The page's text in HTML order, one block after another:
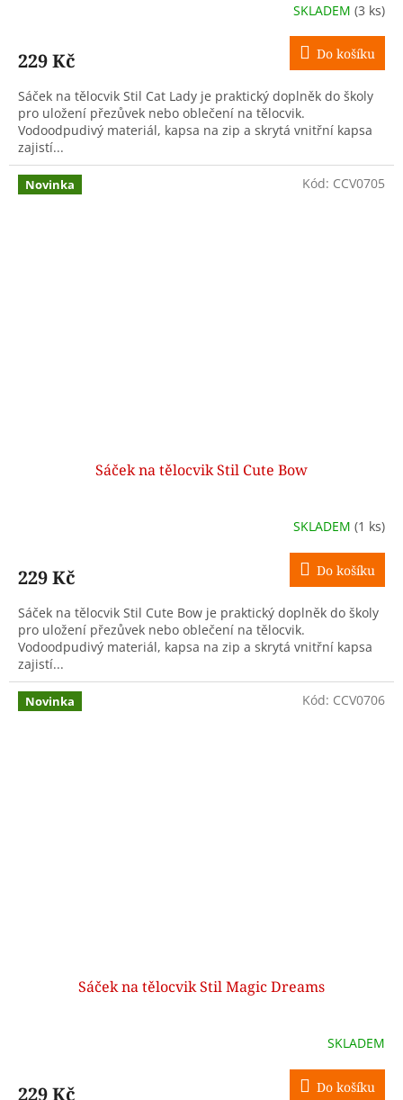
SKLADEM (3 ks)
229 Kč Do košíku
Sáček na tělocvik Stil Cat Lady je praktický doplněk do školy
pro uložení přezůvek nebo oblečení na tělocvik.
Vodoodpudivý materiál, kapsa na zip a skrytá vnitřní kapsa
zajistí...
Novinka
Sáček na tělocvik Stil Cute Bow
SKLADEM (1 ks)
229 Kč Do košíku
Sáček na tělocvik Stil Cute Bow je praktický doplněk do školy
pro uložení přezůvek nebo oblečení na tělocvik.
Vodoodpudivý materiál, kapsa na zip a skrytá vnitřní kapsa
zajistí...
Kód: CCV0705
Novinka
Sáček na tělocvik Stil Magic Dreams
SKLADEM
229 Kč Do košíku
Kód: CCV0706